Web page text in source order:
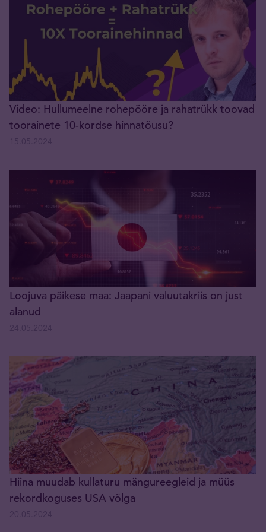
Video: Hullumeelne rohepööre ja rahatrükk toovad
toorainete 10-kordse hinnatõusu?
Loojuva päikese maa: Jaapani valuutakriis on just
alanud
Hiina muudab kullaturu mängureegleid ja müüs
rekordkoguses USA võlga